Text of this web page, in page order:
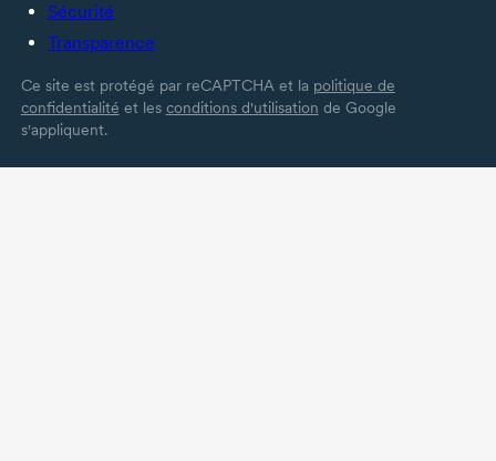
Sécurité
Transparence
Ce site est protégé par reCAPTCHA et la politique de
confidentialité et les conditions d'utilisation de Google
s'appliquent.